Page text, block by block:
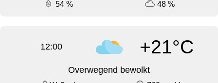
54 %
48 %
12:00 +21°C
Overwegend bewolkt